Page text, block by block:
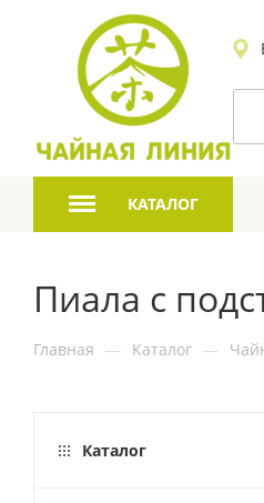
КАТАЛОГ
Пиала с
Главная — Каталог —
Каталог